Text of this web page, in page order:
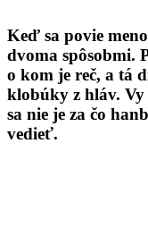
Keď sa povie
dvoma spôsobmi.
o kom je reč, a tá
klobúky z hláv. Vy
sa nie je za čo
vedieť.